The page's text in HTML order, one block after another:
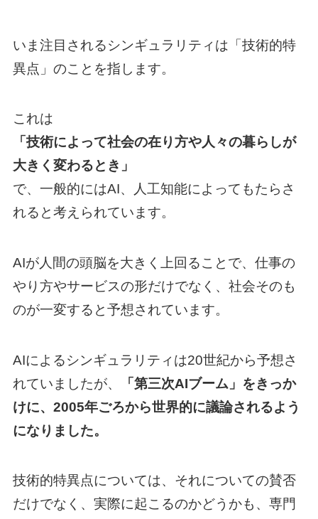
いま注目されるシンギュラリティは「技術的特
異点」のことを指します。
これは
「技術によって社会の在り方や人々の暮らしが
大きく変わるとき」
で、一般的にはAI、人工知能によってもたらさ
れると考えられています。
AIが人間の頭脳を大きく上回ることで、仕事の
やり方やサービスの形だけでなく、社会そのも
のが一変すると予想されています。
AIによるシンギュラリティは20世紀から予想さ
れていましたが、
「第三次AIブーム」をきっか
けに、2005年ごろから世界的に議論されるよう
になりました。
技術的特異点については、それについての賛否
だけでなく、実際に起こるのかどうかも、専門